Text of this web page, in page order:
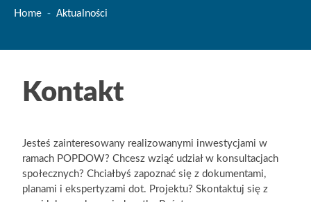
Home Aktualności
Kontakt
Jesteś zainteresowany realizowanymi inwestycjami w
ramach POPDOW? Chcesz wziąć udział w konsultacjach
społecznych? Chciałbyś zapoznać się z dokumentami,
planami i ekspertyzami dot. Projektu? Skontaktuj się z